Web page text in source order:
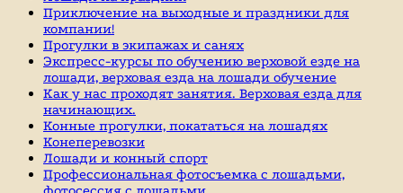
Приключение на выходные и праздники для
компании!
Прогулки в экипажах и санях
Экспресс-курсы по обучению верховой езде на
лошади, верховая езда на лошади обучение
Как у нас проходят занятия. Верховая езда для
начинающих.
Конные прогулки, покататься на лошадях
Конеперевозки
Лошади и конный спорт
Профессиональная фотосъемка с лошадьми,